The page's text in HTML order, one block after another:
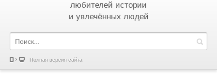
любителей истории
и увлечённых людей
Полная версия сайта